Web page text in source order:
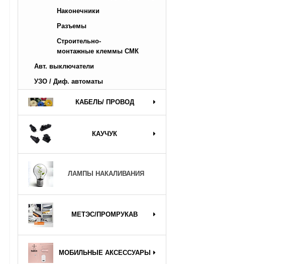
Наконечники
Разъемы
Строительно-
монтажные клеммы СМК
Авт. выключатели
УЗО / Диф. автоматы
КАБЕЛЬ/ ПРОВОД
КАУЧУК
ЛАМПЫ НАКАЛИВАНИЯ
МЕТЭС/ПРОМРУКАВ
МОБИЛЬНЫЕ АКСЕССУАРЫ